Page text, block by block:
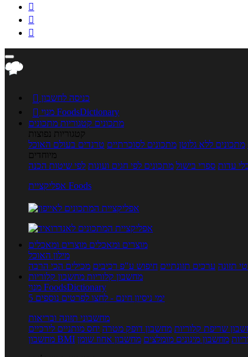



 כניסה לחשבון

מנוי FoodsDictionary
מתכונים קטגוריות מתכונים
קטגוריות נפוצות
מתכונים ללא גלוטן מתכונים לסוכרתיים טרנדים בעולם האוכל
מיוחדים
עדות ספרי בישול מתכונים לפי חגים ועונות לפי שיטות הכנה
אפליקציית Foods
מוצרים ומאכלים מוצרים ומאכלים
מילון האוכל
תזונה ערכים תזונתיים חיפוש ע"פ רכיבים מכילים הכי הרבה
מחשבון קלוריות מחשבון קלוריות
מנוי FoodsDictionary
5 ימי ניסיון חינם - לחצו לפרטים נוספים
מחשבוני תזונה ובריאות
שריפת קלוריות מחשבון דופק מטרה יחס מותניים לירכיים
מחשבון BMI
מחשבון מינונים מומלצים מחשבון אחוז שומן